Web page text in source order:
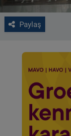
Paylaş
Çerez